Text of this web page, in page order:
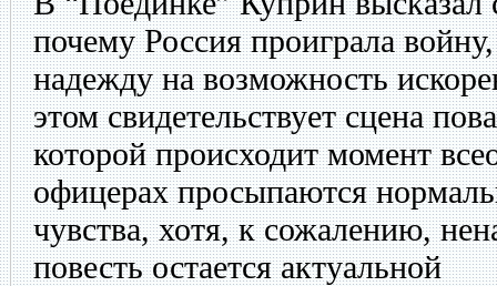
почему Россия проиграла
надежду на возможность
этом свидетельствует сцена
которой происходит момент
офицерах просыпаются
чувства, хотя, к сожалению,
повесть остается актуальной